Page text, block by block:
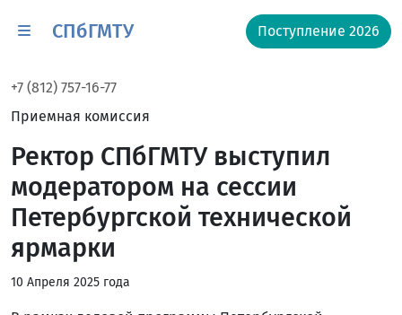
СПбГМТУ Поступление 2026
+7 (812) 757-16-77
Приемная комиссия
Ректор СПбГМТУ выступил
модератором на сессии
Петербургской технической
ярмарки
10 Апреля 2025 года